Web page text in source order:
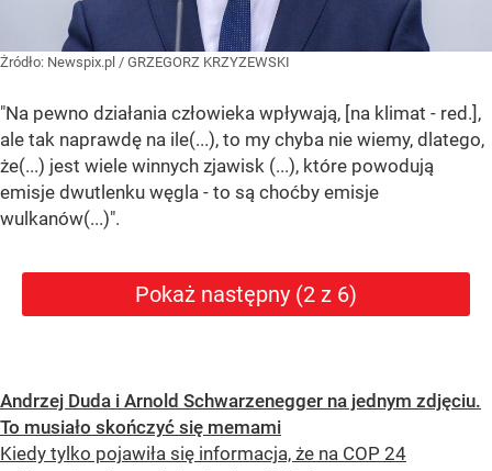
Żródło: Newspix.pl / GRZEGORZ KRZYZEWSKI
"Na pewno działania człowieka wpływają, [na klimat - red.],
ale tak naprawdę na ile(...), to my chyba nie wiemy, dlatego,
że(...) jest wiele winnych zjawisk (...), które powodują
emisje dwutlenku węgla - to są choćby emisje
wulkanów(...)".
Pokaż następny (2 z 6)
Andrzej Duda i Arnold Schwarzenegger na jednym zdjęciu.
To musiało skończyć się memami
Kiedy tylko pojawiła się informacja, że na COP 24